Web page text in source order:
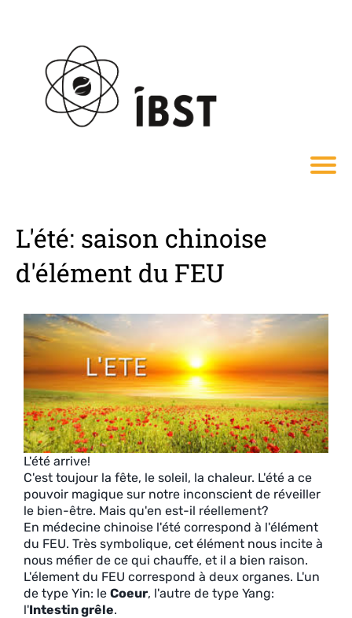
L'été: saison chinoise
d'élément du FEU
L'été arrive!
C'est toujour la fête, le soleil, la chaleur. L'été a ce
pouvoir magique sur notre inconscient de réveiller
le bien-être. Mais qu'en est-il réellement?
En médecine chinoise l'été correspond à l'élément
du FEU. Très symbolique, cet élément nous incite à
nous méfier de ce qui chauffe, et il a bien raison.
L'élement du FEU correspond à deux organes. L'un
de type Yin: le Coeur, l'autre de type Yang:
l'Intestin grêle.